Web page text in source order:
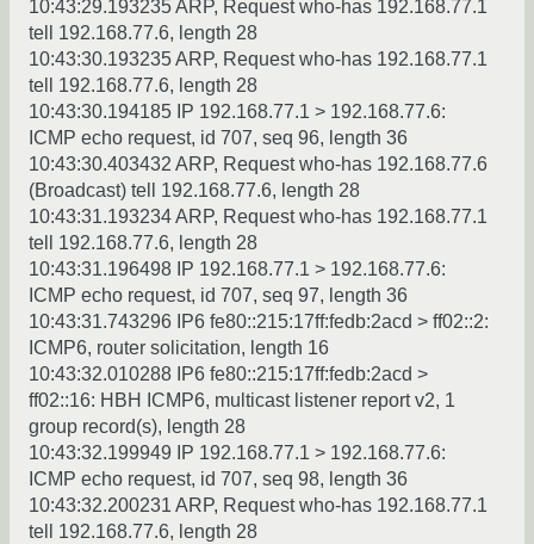
10:43:29.193235 ARP, Request who-has 192.168.77.1
tell 192.168.77.6, length 28
10:43:30.193235 ARP, Request who-has 192.168.77.1
tell 192.168.77.6, length 28
10:43:30.194185 IP 192.168.77.1 > 192.168.77.6:
ICMP echo request, id 707, seq 96, length 36
10:43:30.403432 ARP, Request who-has 192.168.77.6
(Broadcast) tell 192.168.77.6, length 28
10:43:31.193234 ARP, Request who-has 192.168.77.1
tell 192.168.77.6, length 28
10:43:31.196498 IP 192.168.77.1 > 192.168.77.6:
ICMP echo request, id 707, seq 97, length 36
10:43:31.743296 IP6 fe80::215:17ff:fedb:2acd > ff02::2:
ICMP6, router solicitation, length 16
10:43:32.010288 IP6 fe80::215:17ff:fedb:2acd >
ff02::16: HBH ICMP6, multicast listener report v2, 1
group record(s), length 28
10:43:32.199949 IP 192.168.77.1 > 192.168.77.6:
ICMP echo request, id 707, seq 98, length 36
10:43:32.200231 ARP, Request who-has 192.168.77.1
tell 192.168.77.6, length 28